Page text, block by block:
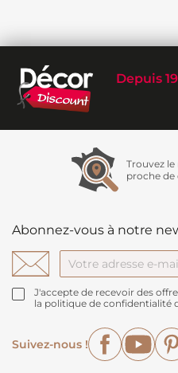
Depuis
Trouvez
proche de
Abonnez-vous à notre
J'accepte de recevoir des
la politique de confidentialité
Suivez-nous !